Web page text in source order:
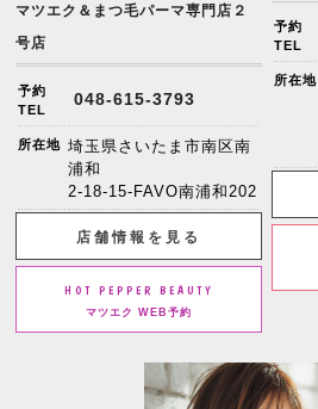
マツエク＆まつ毛パーマ専門店２
号店
予約
TEL
048-615-3793
所在地 埼玉県さいたま市南区南
浦和
2-18-15-FAVO南浦和202
店舗情報を見る
HOT PEPPER BEAUTY
マツエク WEB予約
予約
TEL
所在地